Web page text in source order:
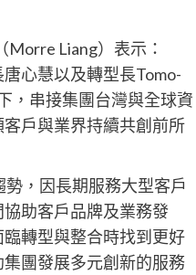
Liang）表示：
心慧以及轉型長Tomo-
，串接集團台灣與全球資
戶與業界持續共創前所
，因長期服務大型客戶
助客戶品牌及業務發
轉型與整合時找到更好
團發展多元創新的服務